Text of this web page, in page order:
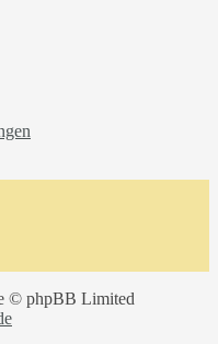
© phpBB Limited